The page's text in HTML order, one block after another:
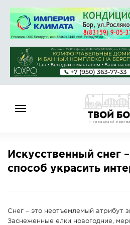
НОВОСТИ
СПРАВОЧНИК
АФИША
Искусственный снег
способ украсить
Снег – это неотъемлемый атрибут
Заснеженные елки новогодние,